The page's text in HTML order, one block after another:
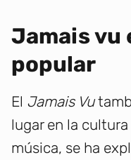
Jamais vu
popular
El Jamais Vu
lugar en la
música, se ha